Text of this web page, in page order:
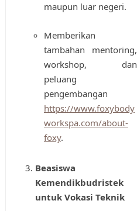
maupun luar negeri.
Memberikan
tambahan mentoring,
workshop, dan
peluang
pengembangan
https://www.foxybody
workspa.com/about-
foxy.
Beasiswa
Kemendikbudristek
untuk Vokasi Teknik